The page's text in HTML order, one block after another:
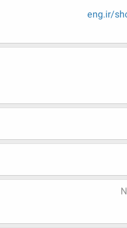
eng.ir/